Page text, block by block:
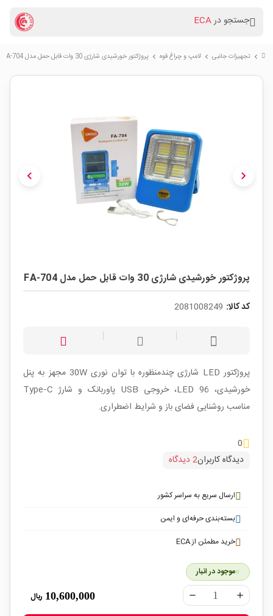
جستجو درECA
chevron_right تجهیزات جانبی chevron_right لامپ و چراغ قوه chevron_right پروژکتور خورشیدی شارژی 30 وات قابل حمل مدل FA-704
chevron_left chevron_right
پروژکتور خورشیدی شارژی 30 وات قابل حمل مدل FA-704
کد کالا: 2081008249
پروژکتور LED شارژی چندمنظوره با توان نوری 30W مجهز به پنل
خورشیدی، 96 LED، خروجی USB پاوربانک و شارژ Type‑C
مناسب روشنایی فضای باز و شرایط اضطراری.
0
دیدگاه کاربران2 دیدگاه
ارسال سریع به سراسر کشور
بسته‌بندی حرفه‌ای و ایمن
خرید مطمئن از ECA
موجود در انبار
remove add
10,600,000 ریال